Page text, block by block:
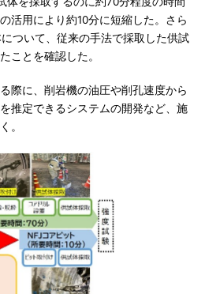
活用により約10分に短縮した。さら
ついて、従来の手法で採取した供試
ことを確認した。
際に、削岩機の油圧や削孔速度から
推定できるシステムの開発など、施
。